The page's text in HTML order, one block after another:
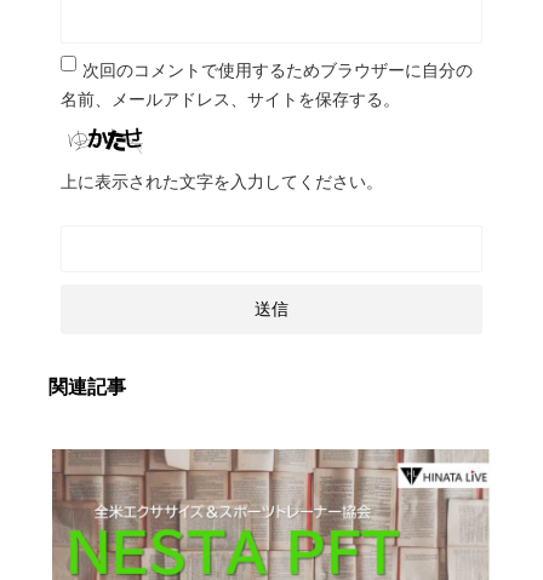
次回のコメントで使用するためブラウザーに自分の
名前、メールアドレス、サイトを保存する。
上に表示された文字を入力してください。
関連記事